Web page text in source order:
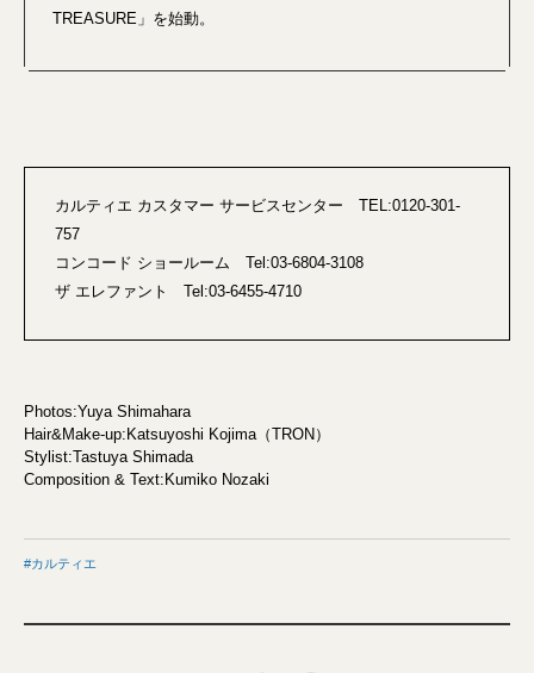
TREASURE」を始動。
カルティエ カスタマー サービスセンター TEL:0120-301-
757
コンコード ショールーム Tel:03-6804-3108
ザ エレファント Tel:03-6455-4710
Photos:Yuya Shimahara
Hair&Make-up:Katsuyoshi Kojima（TRON）
Stylist:Tastuya Shimada
Composition & Text:Kumiko Nozaki
カルティエ